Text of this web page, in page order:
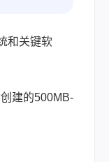
和关键软
建的500MB-